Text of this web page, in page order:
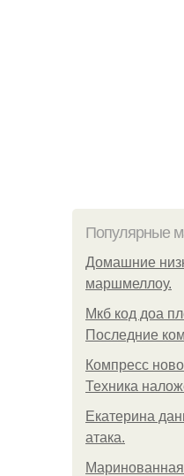
Популярные
Домашние
маршмеллоу.
Мкб код доа
Последние
Компресс
Техника
Екатерина
атака.